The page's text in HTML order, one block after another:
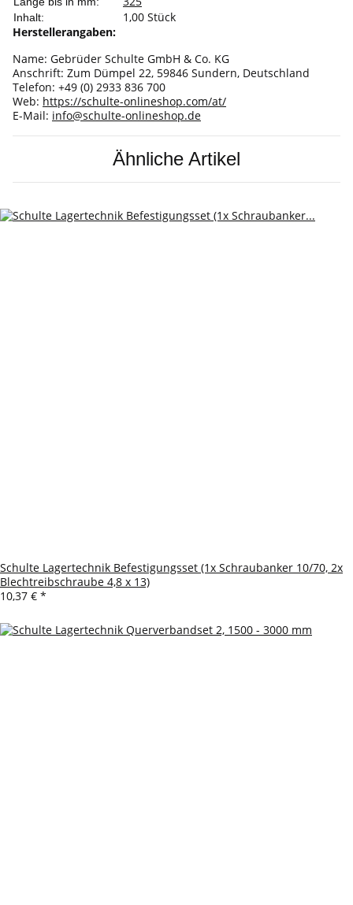
Inhalt:
1,00 Stück
Herstellerangaben:
Name: Gebrüder Schulte GmbH & Co. KG
Anschrift: Zum Dümpel 22, 59846 Sundern, Deutschland
Telefon: +49 (0) 2933 836 700
Web: https://schulte-onlineshop.com/at/
E-Mail: info@schulte-onlineshop.de
Ähnliche Artikel
Schulte Lagertechnik Befestigungsset (1x Schraubanker 10/70, 2x
Blechtreibschraube 4,8 x 13)
10,37 € *